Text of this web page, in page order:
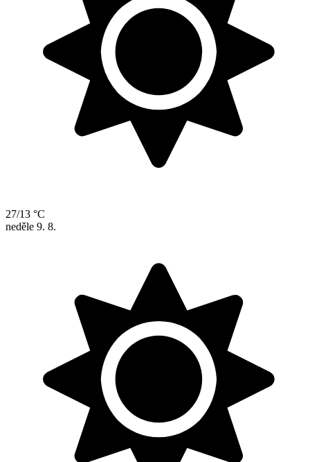
27/13 °C
neděle 9. 8.